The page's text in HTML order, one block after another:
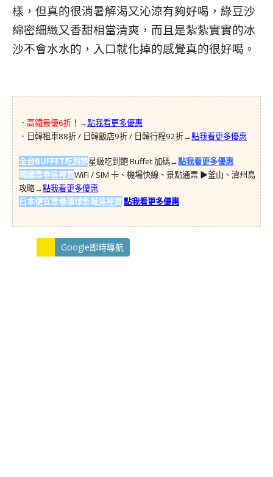
樣，但真的很消暑解渴又沁涼有夠好喝，綠豆沙
綿密細緻又香甜相當清爽，而且是紮紮實實的冰
沙不會水水的，入口就化掉的感覺真的很好喝。
． 高鐵最優6折 ！→點我看更多優惠
．日韓租車88折 / 日韓飯店9折 / 日韓行程92折→點我看更多優惠
全台BUFFET吃到飽星級吃到飽 Buffet 加碼→點我看更多優惠
韓國票卷這裡買WiFi / SIM 卡、機場快線、景點通票 ▶︎釜山、濟州島
攻略→點我看更多優惠
日本便宜票卷環球影城這裡買點我看更多優惠
Google即時導航